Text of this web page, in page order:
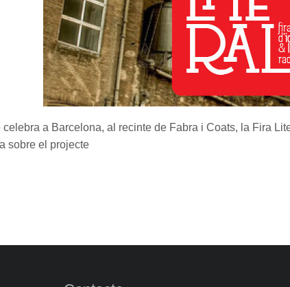
a Barcelona, al recinte de Fabra i Coats, la Fira
sobre el projecte